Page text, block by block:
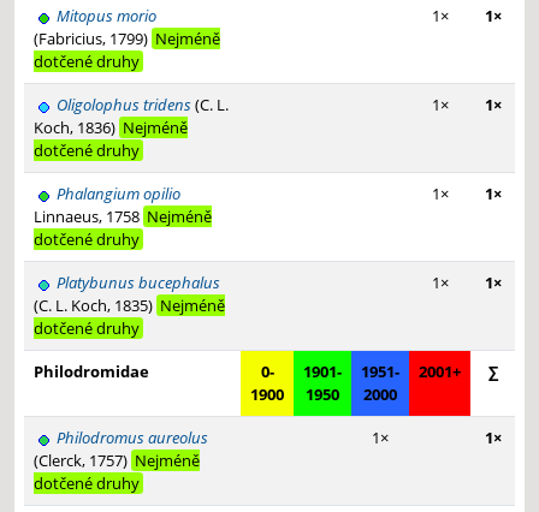
Mitopus morio
(Fabricius, 1799) Nejméně
dotčené druhy
1× 1×
Oligolophus tridens(C. L.
Koch, 1836) Nejméně
dotčené druhy
1× 1×
Phalangium opilio
Linnaeus, 1758 Nejméně
dotčené druhy
1× 1×
Platybunus bucephalus
(C. L. Koch, 1835) Nejméně
dotčené druhy
1× 1×
Philodromidae
0-
1900
1901-
1950
1951-
2000
2001+ ∑
Philodromus aureolus
(Clerck, 1757) Nejméně
dotčené druhy
1× 1×